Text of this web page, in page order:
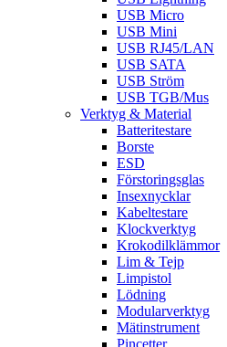
USB Micro
USB Mini
USB RJ45/LAN
USB SATA
USB Ström
USB TGB/Mus
Verktyg & Material
Batteritestare
Borste
ESD
Förstoringsglas
Insexnycklar
Kabeltestare
Klockverktyg
Krokodilklämmor
Lim & Tejp
Limpistol
Lödning
Modularverktyg
Mätinstrument
Pincetter